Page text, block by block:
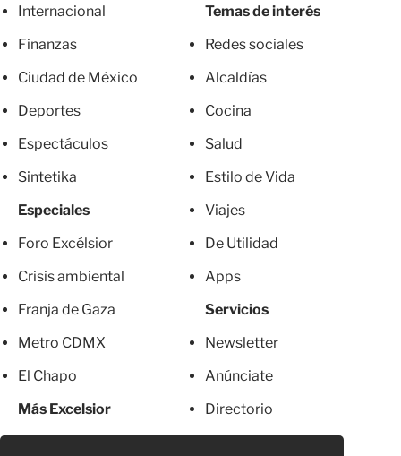
Internacional
Finanzas
Ciudad de México
Deportes
Espectáculos
Sintetika
Especiales
Foro Excélsior
Crisis ambiental
Franja de Gaza
Metro CDMX
El Chapo
Más Excelsior
Temas de interés
Redes sociales
Alcaldías
Cocina
Salud
Estilo de Vida
Viajes
De Utilidad
Apps
Servicios
Newsletter
Anúnciate
Directorio